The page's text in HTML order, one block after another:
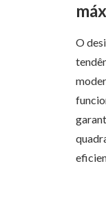
O